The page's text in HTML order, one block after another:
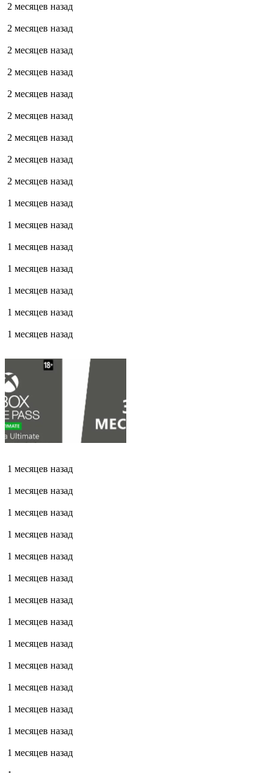
2 месяцев назад
2 месяцев назад
2 месяцев назад
2 месяцев назад
2 месяцев назад
2 месяцев назад
2 месяцев назад
2 месяцев назад
2 месяцев назад
1 месяцев назад
1 месяцев назад
1 месяцев назад
1 месяцев назад
1 месяцев назад
1 месяцев назад
1 месяцев назад
1 месяцев назад
1 месяцев назад
1 месяцев назад
1 месяцев назад
1 месяцев назад
1 месяцев назад
1 месяцев назад
1 месяцев назад
1 месяцев назад
1 месяцев назад
1 месяцев назад
1 месяцев назад
1 месяцев назад
1 месяцев назад